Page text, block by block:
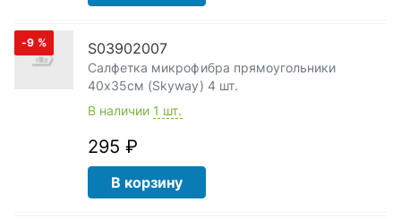
-9 % S03902007
Салфетка микрофибра прямоугольники
40х35см (Skyway) 4 шт.
В наличии 1 шт.
295 ₽
В корзину